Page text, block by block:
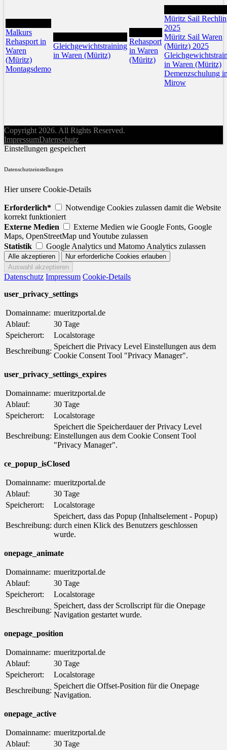
Malkurs
Rehasport in
Waren
(Müritz)
Montagsdemo
Gleichgewichtstraining
in Waren (Müritz)
Rehasport
in Waren
(Müritz)
Müritz Sail Rechlin
2025
Müritz Sail Waren
(Müritz) 2025
in Waren (Müritz)
Demenzschulung
Mirow
Copyright 2026. All Rights Reserved.
ImpressumDatenschutz
Einstellungen gespeichert
Datenschutzeinstellungen
Hier unsere Cookie-Details
Erforderlich*
Notwendige Cookies zulassen damit die Website
korrekt funktioniert
Externe Medien
Externe Medien wie Google Fonts, Google
Maps, OpenStreetMap und Youtube zulassen
Statistik
Google Analytics und Matomo Analytics zulassen
Datenschutz Impressum Cookie-Details
user_privacy_settings
Domainname: mueritzportal.de
Ablauf:
30 Tage
Speicherort:
Localstorage
Beschreibung:
Speichert die Privacy Level Einstellungen aus dem
Cookie Consent Tool "Privacy Manager".
user_privacy_settings_expires
Domainname: mueritzportal.de
Ablauf:
30 Tage
Speicherort:
Localstorage
Beschreibung:
Speichert die Speicherdauer der Privacy Level
Einstellungen aus dem Cookie Consent Tool
"Privacy Manager".
ce_popup_isClosed
Domainname: mueritzportal.de
Ablauf:
30 Tage
Speicherort:
Localstorage
Beschreibung:
Speichert, dass das Popup (Inhaltselement - Popup)
durch einen Klick des Benutzers geschlossen
wurde.
onepage_animate
Domainname: mueritzportal.de
Ablauf:
30 Tage
Speicherort:
Localstorage
Beschreibung:
Speichert, dass der Scrollscript für die Onepage
Navigation gestartet wurde.
onepage_position
Domainname: mueritzportal.de
Ablauf:
30 Tage
Speicherort:
Localstorage
Beschreibung:
Speichert die Offset-Position für die Onepage
Navigation.
onepage_active
Domainname: mueritzportal.de
Ablauf:
30 Tage